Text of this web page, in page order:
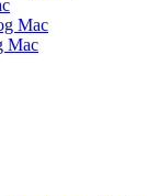
Mac
Mac